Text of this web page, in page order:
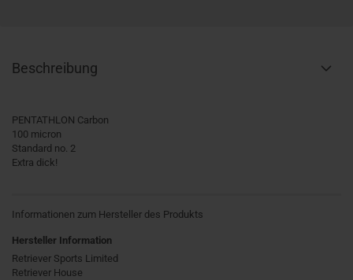
Beschreibung
PENTATHLON Carbon
100 micron
Standard no. 2
Extra dick!
Informationen zum Hersteller des Produkts
Hersteller Information
Retriever Sports Limited
Retriever House